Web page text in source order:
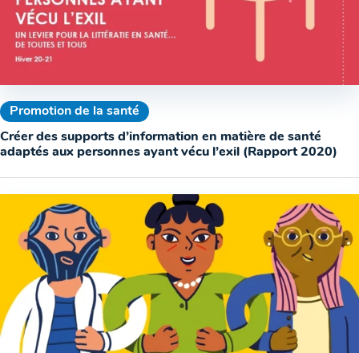
Promotion de la santé
Créer des supports d’information en matière de santé
adaptés aux personnes ayant vécu l’exil (Rapport 2020)